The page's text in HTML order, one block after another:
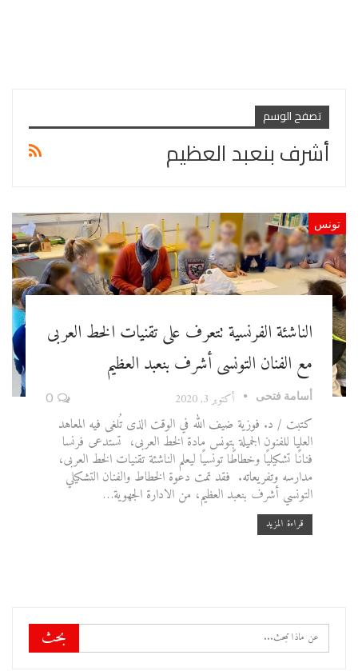
تصفح الوسم
أشرف بنعبد العظيم
تونس
الناشئة الفرنسية تتعرف على تقنيات الخط العربى
مع الفنان التونسى أشرف بنعبد العظيم
أسامة فتحى أكتوبر 3, 2020 0
كتبت / د. فوزية ضيف الله في الوقت الذى تُلغى فيه المعاهد
العليا للفنون الجميلة بتونس مادة الخط العربى، تستدعى فرنسا
فنانًا تشكيليًا وخطاطًا تونسيًا ليعلم الناشئة تقنيات الخط العربى،
مدارسه وتفريعاته. فقد تمت دعوة الخطاط والفنان التشكيلي
التونسي أشرف بنعبد العظيم، من الادارة الجهوية…
قراءة المزيد